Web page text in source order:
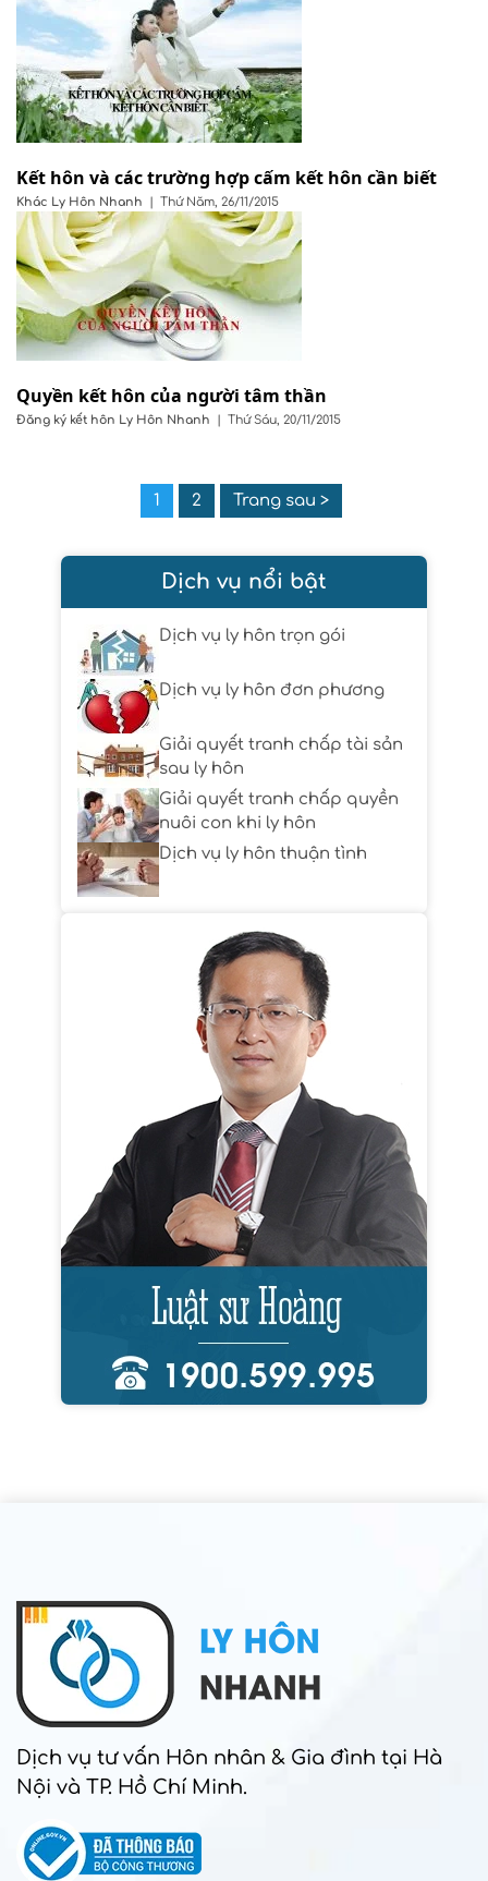
Kết hôn và các trường hợp cấm kết hôn cần biết
Khác Ly Hôn Nhanh | Thứ Năm, 26/11/2015
Quyền kết hôn của người tâm thần
Đăng ký kết hôn Ly Hôn Nhanh | Thứ Sáu, 20/11/2015
1 2 Trang sau >
Dịch vụ nổi bật
Dịch vụ ly hôn trọn gói
Dịch vụ ly hôn đơn phương
Giải quyết tranh chấp tài sản
sau ly hôn
Giải quyết tranh chấp quyền
nuôi con khi ly hôn
Dịch vụ ly hôn thuận tình
Dịch vụ tư vấn Hôn nhân & Gia đình tại Hà
Nội và TP. Hồ Chí Minh.